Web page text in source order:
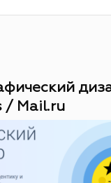
/ Mail.ru